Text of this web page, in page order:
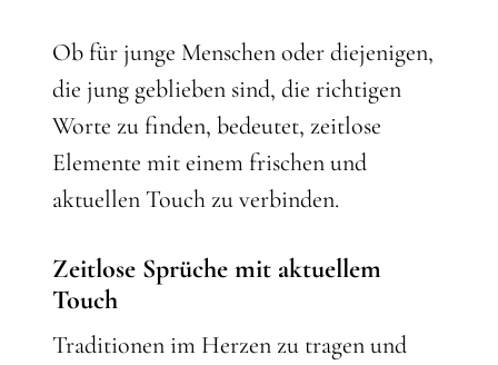
Ob für junge Menschen oder diejenigen,
die jung geblieben sind, die richtigen
Worte zu finden, bedeutet, zeitlose
Elemente mit einem frischen und
aktuellen Touch zu verbinden.
Zeitlose Sprüche mit aktuellem
Touch
Traditionen im Herzen zu tragen und